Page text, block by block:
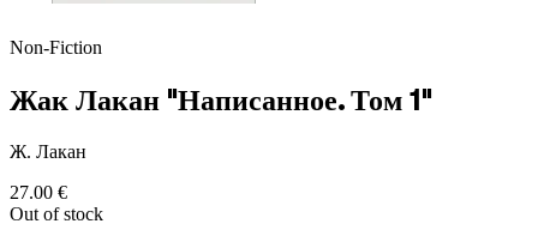
Non-Fiction
Жак Лакан "Написанное. Том 1"
Ж. Лакан
27.00 €
Out of stock